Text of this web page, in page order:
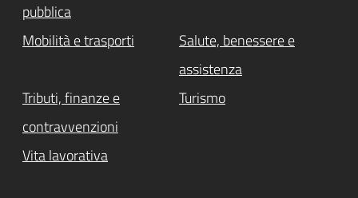
pubblica
Mobilità e trasporti
Salute, benessere e
assistenza
Tributi, finanze e
contravvenzioni
Turismo
Vita lavorativa